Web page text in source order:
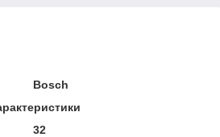
Bosch
32